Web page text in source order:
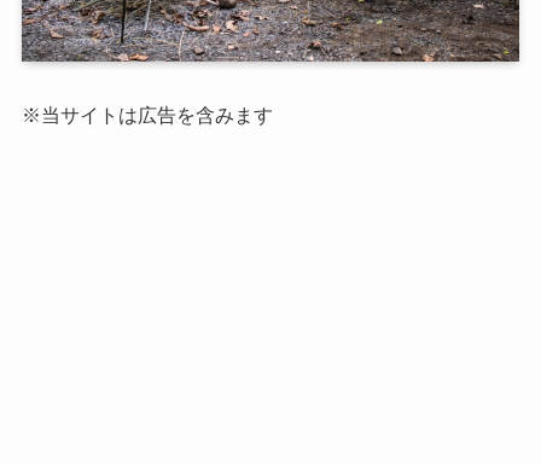
※当サイトは広告を含みます